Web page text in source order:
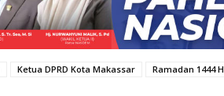
Ketua DPRD Kota Makassar Ramadan 1444 H